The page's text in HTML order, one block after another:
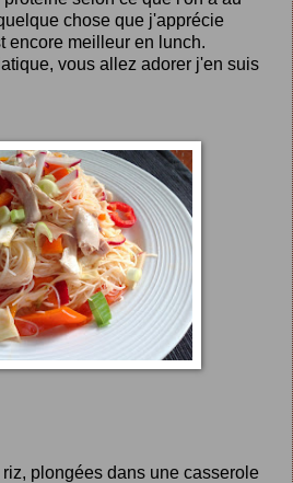
chose que j'apprécie
encore meilleur en lunch.
vous allez adorer j'en suis
plongées dans une casserole